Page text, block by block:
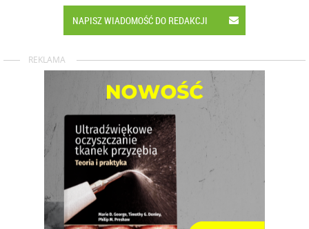
NAPISZ WIADOMOŚĆ DO REDAKCJI
REKLAMA